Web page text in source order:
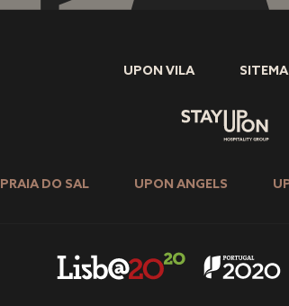
UPON VILA
PRAIA DO SAL UPON ANGELS